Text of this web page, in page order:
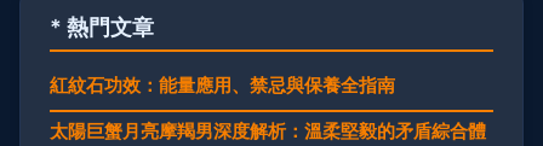
* 熱門文章
紅紋石功效：能量應用、禁忌與保養全指南
太陽巨蟹月亮摩羯男深度解析：溫柔堅毅的矛盾綜合體